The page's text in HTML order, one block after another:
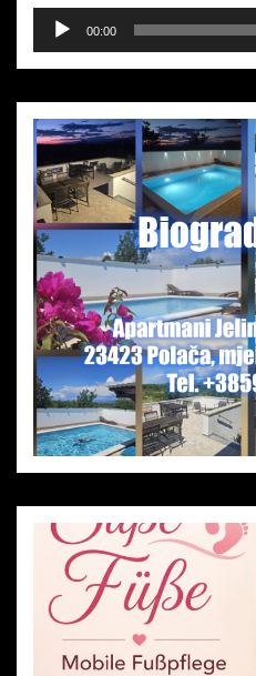
Audio-
Player
00:00